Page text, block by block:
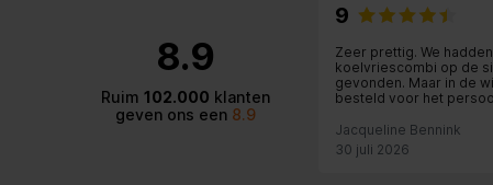
8.9
Ruim 102.000 klanten
geven ons een8.9
9
Zeer prettig. We
koelvriescombi op de
gevonden. Maar in de
besteld voor het
Jacqueline Bennink
30 juli 2026